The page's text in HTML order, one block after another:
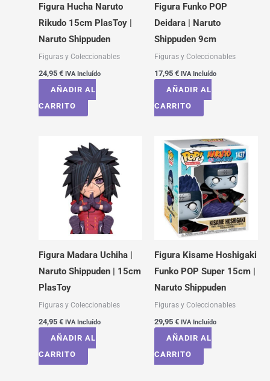
Figura Hucha Naruto
Rikudo 15cm PlasToy |
Naruto Shippuden
Figuras y Coleccionables
24,95 € IVA Incluído
AÑADIR AL
CARRITO
Figura Funko POP
Deidara | Naruto
Shippuden 9cm
Figuras y Coleccionables
17,95 € IVA Incluído
AÑADIR AL
CARRITO
Figura Madara Uchiha |
Naruto Shippuden | 15cm
PlasToy
Figuras y Coleccionables
24,95 € IVA Incluído
AÑADIR AL
CARRITO
Figura Kisame Hoshigaki
Funko POP Super 15cm |
Naruto Shippuden
Figuras y Coleccionables
29,95 € IVA Incluído
AÑADIR AL
CARRITO